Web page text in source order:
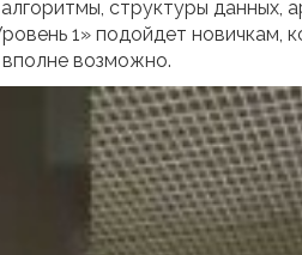
структуры данных,
1» подойдет новичкам,
возможно.